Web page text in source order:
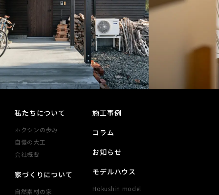
私たちについて
ホクシンの歩み
自慢の大工
会社概要
家づくりについて
自然素材の家
施工事例
コラム
お知らせ
モデルハウス
Hokushin model